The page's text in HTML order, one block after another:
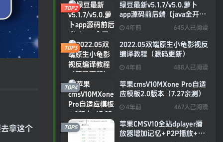
拿这个
绿豆最新v5.1.7/v5.0.萝卜
app源码前后端【java全开源
免授权】
4年前 645人已阅读
TOP2
2022.05双端原生小龟影视反
编译教程（源码更新）
4年前 488人已阅读
TOP3
苹果cmsV10MXone Pro自适
应模板2.0版本（7.27亲测）
4年前 467人已阅读
TOP4
苹果CMSV10全站dplayer播
放器增加记忆+P2P播放+弹
TOP5